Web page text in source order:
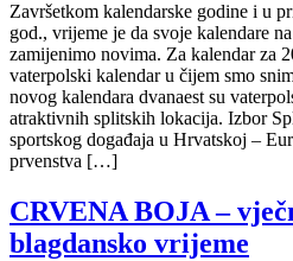
Završetkom kalendarske godine i u
god., vrijeme je da svoje kalendare
zamijenimo novima. Za kalendar za
vaterpolski kalendar u čijem smo
novog kalendara dvanaest su
atraktivnih splitskih lokacija. Izbor
sportskog događaja u Hrvatskoj –
prvenstva […]
CRVENA BOJA –
blagdansko vrijeme